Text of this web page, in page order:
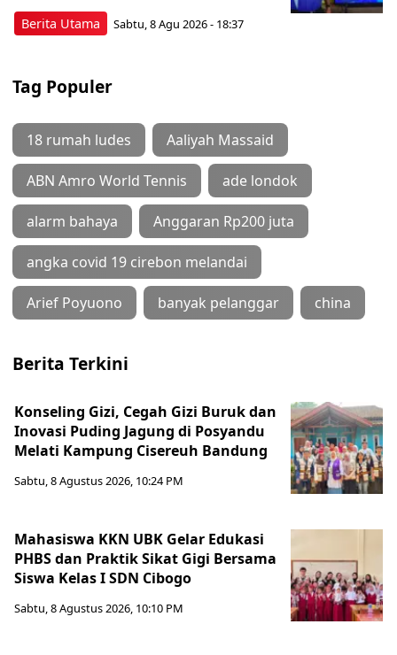
Berita Utama Sabtu, 8 Agu 2026 - 18:37
Tag Populer
18 rumah ludes Aaliyah Massaid
ABN Amro World Tennis ade londok
alarm bahaya Anggaran Rp200 juta
angka covid 19 cirebon melandai
Arief Poyuono banyak pelanggar china
Berita Terkini
Konseling Gizi, Cegah Gizi Buruk dan
Inovasi Puding Jagung di Posyandu
Melati Kampung Cisereuh Bandung
Sabtu, 8 Agustus 2026, 10:24 PM
Mahasiswa KKN UBK Gelar Edukasi
PHBS dan Praktik Sikat Gigi Bersama
Siswa Kelas I SDN Cibogo
Sabtu, 8 Agustus 2026, 10:10 PM